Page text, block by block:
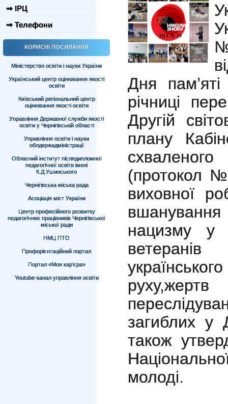
⇒ ІРЦ
⇒ Телефони
КОРИСНІ ПОСИЛАННЯ
Міністерство освіти і науки України
Український центр оцінювання якості
освіти
Київський регіональний центр
оцінювання якості освіти
Управління Державної служби якості
освіти у Чернігівській області
Управління освіти і науки
облдержадміністрації
Обласний інститут післядипломної
педагогічної освіти імені
К.Д.Ушинського
Чернігівська міська рада
Асоціація міст України
Центр професійного розвитку
педагогічних працівників Чернігівської
міської ради
НМЦ ПТО
Профорієнтаційний портал
Портал «Моя кар’єра»
Youtube-канал управління освіти
Дня
річниці
Другій
плану
(протокол
виховної
нацизму у
загиблих у
також
молоді.